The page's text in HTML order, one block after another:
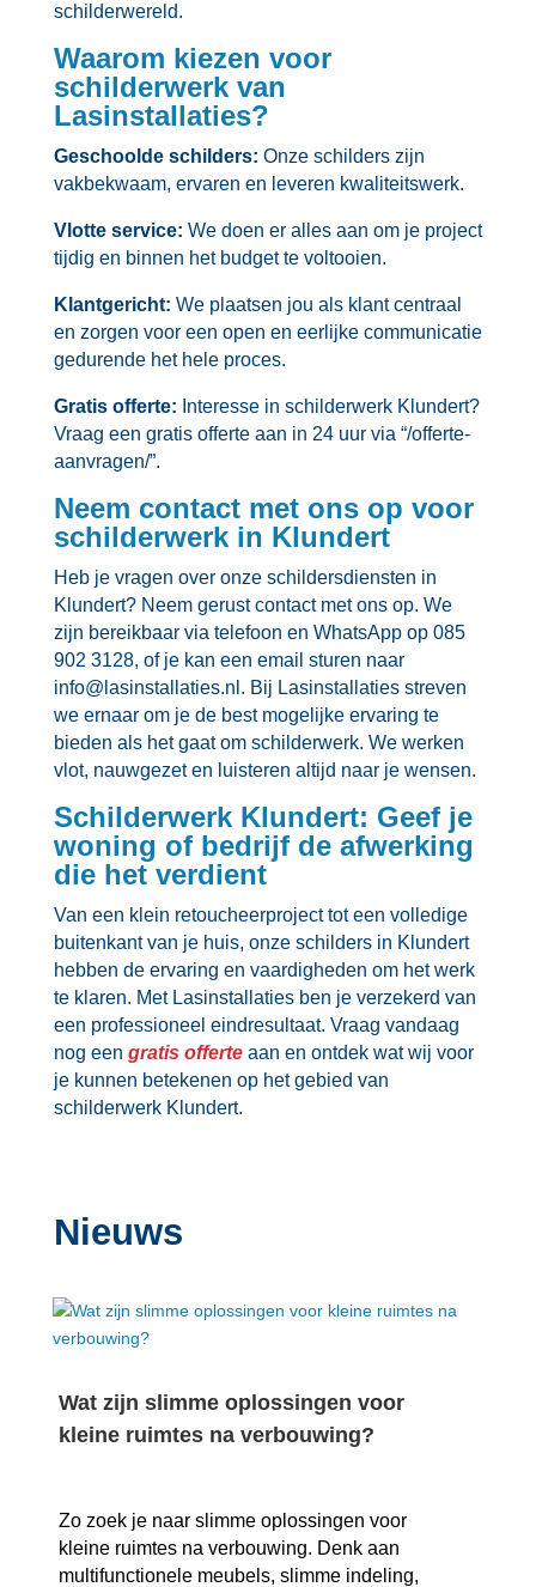
schilderwereld.​
Waarom kiezen voor
schilderwerk van
Lasinstallaties?
Geschoolde schilders: Onze schilders zijn
vakbekwaam, ervaren en leveren kwaliteitswerk.​
Vlotte service: We doen er alles aan om je project
tijdig en binnen het budget te voltooien.​
Klantgericht: We plaatsen jou als klant centraal
en zorgen voor een open en eerlijke communicatie
gedurende het hele proces.​
Gratis offerte: Interesse in schilderwerk Klundert?
Vraag een gratis offerte aan in 24 uur via “/offerte-
aanvragen/”.​
Neem contact met ons op voor
schilderwerk in Klundert
Heb je vragen over onze schildersdiensten in
Klundert? Neem gerust contact met ons op.​ We
zijn bereikbaar via telefoon en WhatsApp op 085
902 3128, of je kan een email sturen naar
info@lasinstallaties.​nl.​ Bij Lasinstallaties streven
we ernaar om je de best mogelijke ervaring te
bieden als het gaat om schilderwerk.​ We werken
vlot, nauwgezet en luisteren altijd naar je wensen.​
Schilderwerk Klundert: Geef je
woning of bedrijf de afwerking
die het verdient
Van een klein retoucheerproject tot een volledige
buitenkant van je huis, onze schilders in Klundert
hebben de ervaring en vaardigheden om het werk
te klaren.​ Met Lasinstallaties ben je verzekerd van
een professioneel eindresultaat.​ Vraag vandaag
nog een gratis offerteaan en ontdek wat wij voor
je kunnen betekenen op het gebied van
schilderwerk Klundert.​
Nieuws
Wat zijn slimme oplossingen voor
kleine ruimtes na verbouwing?
Zo zoek je naar slimme oplossingen voor
kleine ruimtes na verbouwing.​ Denk aan
multifunctionele meubels, slimme indeling,